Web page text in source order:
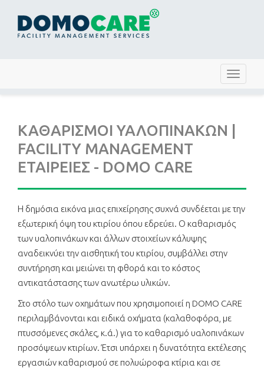
ΚΑΘΑΡΙΣΜΟΙ ΥΑΛΟΠΙΝΑΚΩΝ |
FACILITY MANAGEMENT
ΕΤΑΙΡΕΙΕΣ - DOMO CARE
Η δημόσια εικόνα μιας επιχείρησης συχνά συνδέεται με την
εξωτερική όψη του κτιρίου όπου εδρεύει. Ο καθαρισμός
των υαλοπινάκων και άλλων στοιχείων κάλυψης
αναδεικνύει την αισθητική του κτιρίου, συμβάλλει στην
συντήρηση και μειώνει τη φθορά και το κόστος
αντικατάστασης των ανωτέρω υλικών.
Στο στόλο των οχημάτων που χρησιμοποιεί η DOMO CARE
περιλαμβάνονται και ειδικά οχήματα (καλαθοφόρα, με
πτυσσόμενες σκάλες, κ.ά.) για το καθαρισμό υαλοπινάκων
προσόψεων κτιρίων. Έτσι υπάρχει η δυνατότητα εκτέλεσης
εργασιών καθαρισμού σε πολυώροφα κτίρια και σε
Toggle